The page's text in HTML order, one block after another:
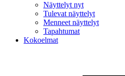
Näyttelyt nyt
Tulevat näyttelyt
Menneet näyttelyt
Tapahtumat
Kokoelmat